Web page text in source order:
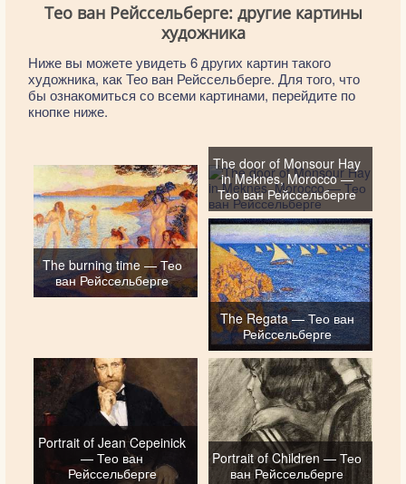
Тео ван Рейссельберге: другие картины
художника
Ниже вы можете увидеть 6 других картин такого
художника, как Тео ван Рейссельберге. Для того, что
бы ознакомиться со всеми картинами, перейдите по
кнопке ниже.
The burning time — Тео
ван Рейссельберге
The door of Monsour Hay
in Meknes, Morocco —
Тео ван Рейссельберге
The Regata — Тео ван
Рейссельберге
Portrait of Jean Cepeinick
— Тео ван
Рейссельберге
Portrait of Children — Тео
ван Рейссельберге